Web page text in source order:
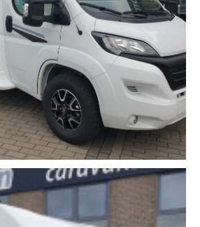
Volgende